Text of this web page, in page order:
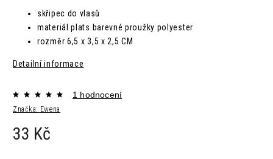
skřipec do vlasů
materiál plats barevné proužky polyester
rozměr 6,5 x 3,5 x 2,5 CM
Detailní informace
Značka: Ewena
1 hodnocení
33 Kč